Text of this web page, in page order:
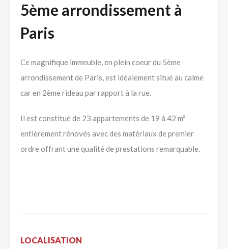
5ème arrondissement à
Paris
Ce magnifique immeuble, en plein coeur du 5ème
arrondissement de Paris, est idéalement situé au calme
car en 2ème rideau par rapport à la rue.
Il est constitué de 23 appartements de 19 à 42 m²
entièrement rénovés avec des matériaux de premier
ordre offrant une qualité de prestations remarquable.
LOCALISATION